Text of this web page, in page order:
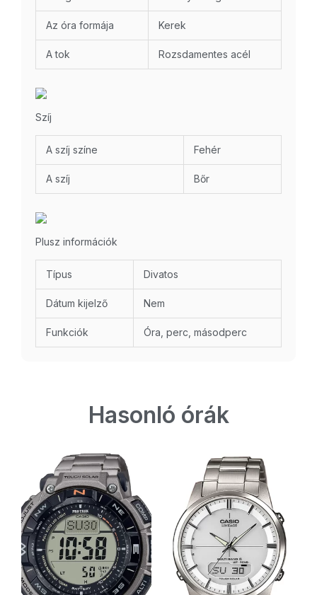
Az óra formája Kerek
A tok Rozsdamentes acél
Szíj
A szíj színe Fehér
A szíj Bőr
Plusz információk
Típus Divatos
Dátum kijelző Nem
Funkciók Óra, perc, másodperc
Hasonló órák